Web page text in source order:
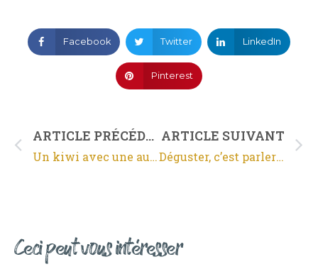
Facebook Twitter LinkedIn
Pinterest
ARTICLE PRÉCÉDENT
Un kiwi avec une auréole
ARTICLE SUIVANT
Déguster, c’est parler de soi
Ceci peut vous intéresser